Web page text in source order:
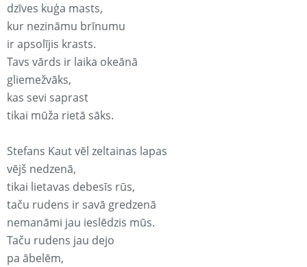
dzīves kuģa masts,
kur nezināmu brīnumu
ir apsolījis krasts.
Tavs vārds ir laika okeānā
gliemežvāks,
kas sevi saprast
tikai mūža rietā sāks.
Stefans Kaut vēl zeltainas lapas
vējš nedzenā,
tikai lietavas debesīs rūs,
taču rudens ir savā gredzenā
nemanāmi jau ieslēdzis mūs.
Taču rudens jau dejo
pa ābelēm,